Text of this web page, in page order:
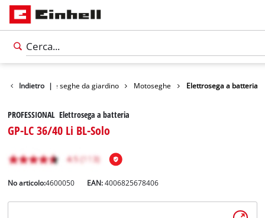
Indietro |
Cesoie e seghe da giardino Motoseghe Elettrosega a batteria
PROFESSIONAL Elettrosega a batteria
GP-LC 36/40 Li BL-Solo
No articolo:4600050 EAN:4006825678406